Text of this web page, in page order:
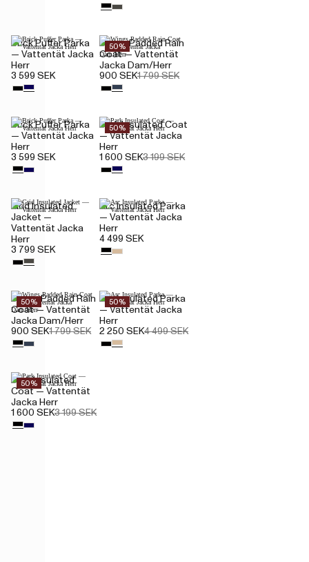
Brick Puffer Parka
— Vattentät Jacka
Herr
3 599 SEK
50%
Wings Padded Rain
Coat — Vattentät
Jacka Dam/Herr
900 SEK1 799 SEK
Brick Puffer Parka
— Vattentät Jacka
Herr
3 599 SEK
50%
Park Insulated Coat
— Vattentät Jacka
Herr
1 600 SEK3 199 SEK
Grid Insulated
Jacket —
Vattentät Jacka
Herr
3 799 SEK
Arc Insulated Parka
— Vattentät Jacka
Herr
4 499 SEK
50%
Wings Padded Rain
Coat — Vattentät
Jacka Dam/Herr
900 SEK1 799 SEK
50%
Arc Insulated Parka
— Vattentät Jacka
Herr
2 250 SEK4 499 SEK
50%
Park Insulated
Coat — Vattentät
Jacka Herr
1 600 SEK3 199 SEK